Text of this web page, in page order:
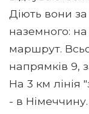
Діють вони
наземного:
маршрут.
напрямків 9,
На 3 км лінія
- в Німеччину.